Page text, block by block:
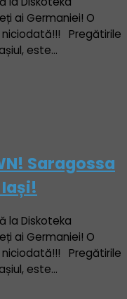
ai Germaniei! O
niciodată!!! Pregătirile
este...
Saragossa
Iași!
la Diskoteka
ai Germaniei! O
niciodată!!! Pregătirile
este...